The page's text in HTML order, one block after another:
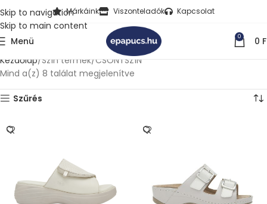
Skip to navigation
Skip to main content
Márkáink Viszonteladók Kapcsolat
Menü 0 0
Kezdőlap Szín termék CSONTSZÍN
Mind a(z) 8 találat megjelenítve
Szűrés